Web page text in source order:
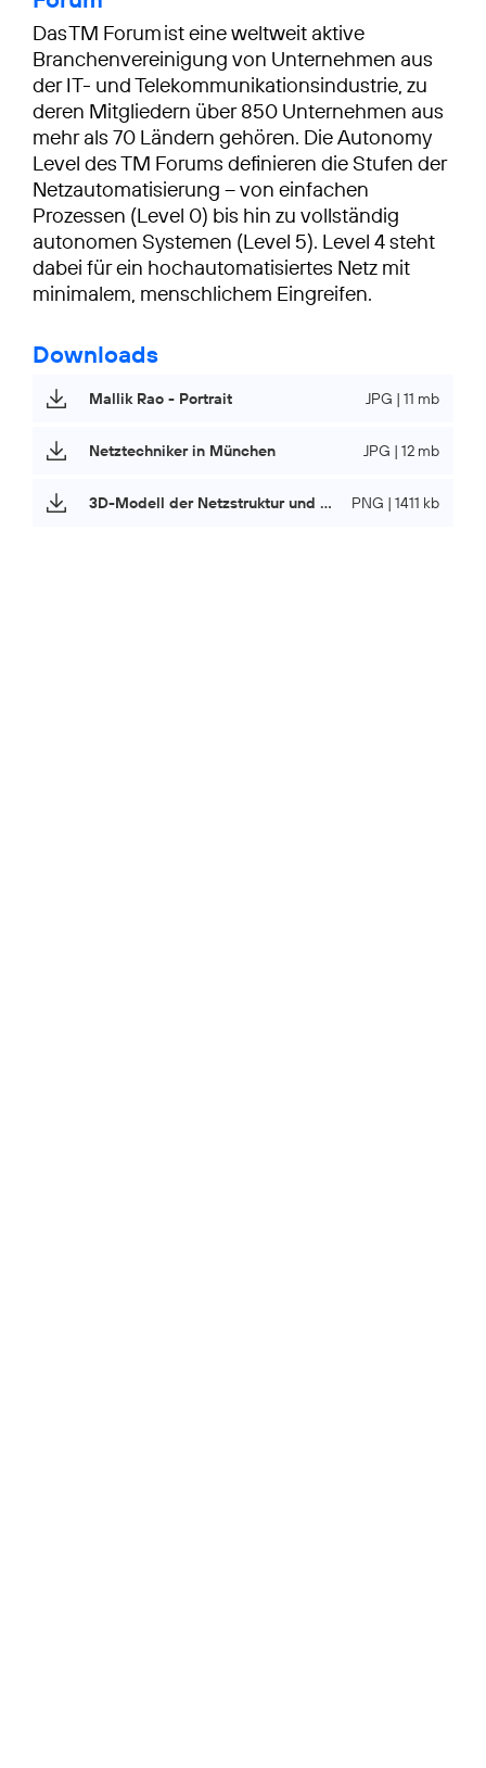
Das TM Forum ist eine weltweit aktive
Branchenvereinigung von Unternehmen aus
der IT- und Telekommunikationsindustrie, zu
deren Mitgliedern über 850 Unternehmen aus
mehr als 70 Ländern gehören. Die Autonomy
Level des TM Forums definieren die Stufen der
Netzautomatisierung – von einfachen
Prozessen (Level 0) bis hin zu vollständig
autonomen Systemen (Level 5). Level 4 steht
dabei für ein hochautomatisiertes Netz mit
minimalem, menschlichem Eingreifen.
Downloads
Mallik Rao - Portrait JPG | 11 mb
Netztechniker in München JPG | 12 mb
3D-Modell der Netzstruktur und Signalverläufe PNG | 1411 kb